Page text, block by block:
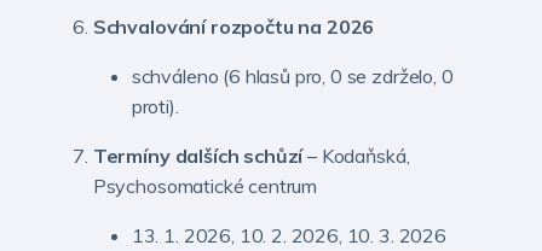
Schvalování rozpočtu na 2026
schváleno (6 hlasů pro, 0 se zdrželo, 0
proti).
Termíny dalších schůzí– Kodaňská,
Psychosomatické centrum
13. 1. 2026, 10. 2. 2026, 10. 3. 2026